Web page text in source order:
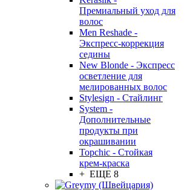
Премиальный уход для
волос
Men Reshade -
Экспресс-коррекция
седины
New Blonde - Экспресс
осветление для
мелированных волос
Stylesign - Стайлинг
System -
Дополнительные
продукты при
окрашивании
Topchic - Стойкая
крем-краска
+ ЕЩЕ 8